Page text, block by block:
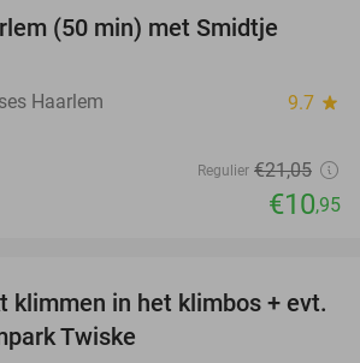
(50 min) met Smidtje
Haarlem 9.7 star
Regulier €21,05
€10,95
23%
klimmen in het klimbos + evt.
Twiske